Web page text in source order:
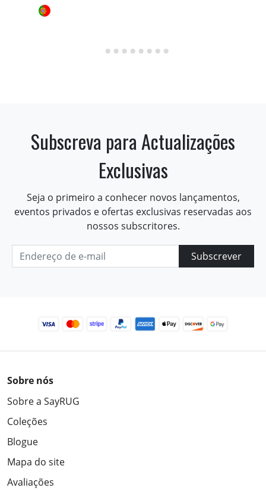
Subscreva para Actualizações
Exclusivas
Seja o primeiro a conhecer novos lançamentos,
eventos privados e ofertas exclusivas reservadas aos
nossos subscritores.
Subscrever
Sobre nós
Sobre a SayRUG
Coleções
Blogue
Mapa do site
Avaliações